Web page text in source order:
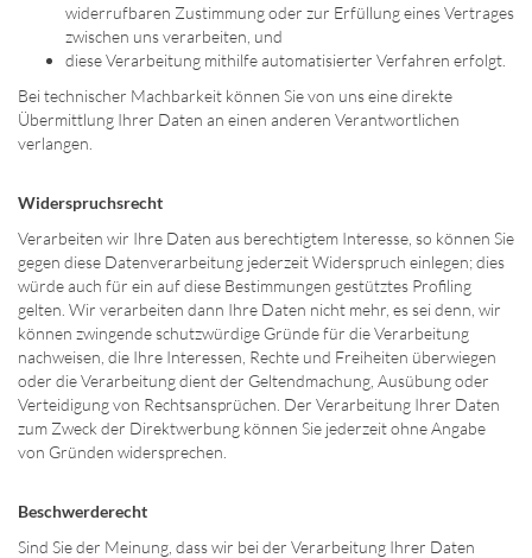
widerrufbaren Zustimmung oder zur Erfüllung eines Vertrages
zwischen uns verarbeiten, und
diese Verarbeitung mithilfe automatisierter Verfahren erfolgt.
Bei technischer Machbarkeit können Sie von uns eine direkte
Übermittlung Ihrer Daten an einen anderen Verantwortlichen
verlangen.
Widerspruchsrecht
Verarbeiten wir Ihre Daten aus berechtigtem Interesse, so können Sie
gegen diese Datenverarbeitung jederzeit Widerspruch einlegen; dies
würde auch für ein auf diese Bestimmungen gestütztes Profiling
gelten. Wir verarbeiten dann Ihre Daten nicht mehr, es sei denn, wir
können zwingende schutzwürdige Gründe für die Verarbeitung
nachweisen, die Ihre Interessen, Rechte und Freiheiten überwiegen
oder die Verarbeitung dient der Geltendmachung, Ausübung oder
Verteidigung von Rechtsansprüchen. Der Verarbeitung Ihrer Daten
zum Zweck der Direktwerbung können Sie jederzeit ohne Angabe
von Gründen widersprechen.
Beschwerderecht
Sind Sie der Meinung, dass wir bei der Verarbeitung Ihrer Daten